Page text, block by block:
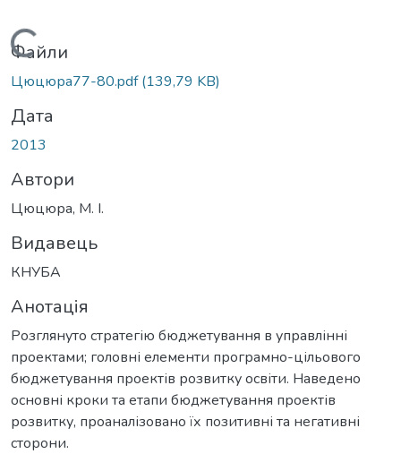
Вантажиться...
Файли
Цюцюра77-80.pdf(139,79 KB)
Дата
2013
Автори
Цюцюра, М. І.
Видавець
КНУБА
Анотація
Розглянуто стратегію бюджетування в управлінні
проектами; головні елементи програмно-цільового
бюджетування проектів розвитку освіти. Наведено
основні кроки та етапи бюджетування проектів
розвитку, проаналізовано їх позитивні та негативні
сторони.